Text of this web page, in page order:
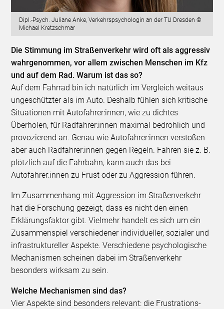
Dipl.-Psych. Juliane Anke, Verkehrspsychologin an der TU Dresden ©
Michael Kretzschmar
Die Stimmung im Straßenverkehr wird oft als aggressiv
wahrgenommen, vor allem zwischen Menschen im Kfz
und auf dem Rad. Warum ist das so?
Auf dem Fahrrad bin ich natürlich im Vergleich weitaus
ungeschützter als im Auto. Deshalb fühlen sich kritische
Situationen mit Autofahrer:innen, wie zu dichtes
Überholen, für Radfahrer:innen maximal bedrohlich und
provozierend an. Genau wie Autofahrer:innen verstoßen
aber auch Radfahrer:innen gegen Regeln. Fahren sie z. B.
plötzlich auf die Fahrbahn, kann auch das bei
Autofahrer:innen zu Frust oder zu Aggression führen.
Im Zusammenhang mit Aggression im Straßenverkehr
hat die Forschung gezeigt, dass es nicht den einen
Erklärungsfaktor gibt. Vielmehr handelt es sich um ein
Zusammenspiel verschiedener individueller, sozialer und
infrastruktureller Aspekte. Verschiedene psychologische
Mechanismen scheinen dabei im Straßenverkehr
besonders wirksam zu sein.
Welche Mechanismen sind das?
Vier Aspekte sind besonders relevant: die Frustrations-